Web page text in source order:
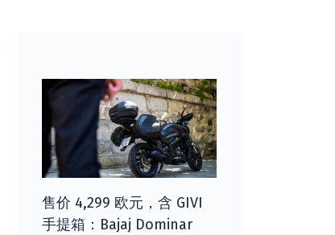
售价 4,299 欧元，含 GIVI
手提箱：Bajaj Dominar